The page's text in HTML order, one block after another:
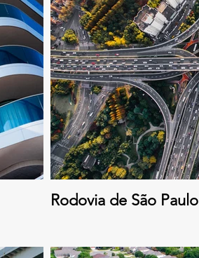
Rodovia de São Paulo